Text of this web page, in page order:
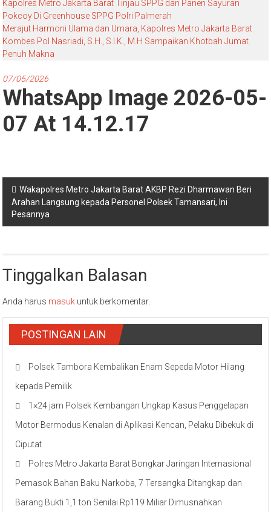
Kapolres Metro Jakarta Barat Tinjau SPPG dan Panen Sayuran
Pokcoy Di Greenhouse SPPG Polri Palmerah
Merajut Harmoni Ulama dan Umara, Kapolres Metro Jakarta Barat
Kombes Pol Nasriadi, S.H., S.I.K., M.H Sampaikan Khotbah Jumat
Penuh Makna
07/05/2026
WhatsApp Image 2026-05-
07 At 14.12.17
Navigasi
pos
Wakapolres Metro Jakarta Barat AKBP Rezi Dharmawan Beri
Arahan Langsung kepada Personel Polsek Tamansari, Ini
Pesannya
Tinggalkan Balasan
Anda harus masuk untuk berkomentar.
POSTINGAN LAIN
Polsek Tambora Kembalikan Enam Sepeda Motor Hilang
kepada Pemilik
1×24 jam Polsek Kembangan Ungkap Kasus Penggelapan
Motor Bermodus Kenalan di Aplikasi Kencan, Pelaku Dibekuk di
Ciputat
Polres Metro Jakarta Barat Bongkar Jaringan Internasional
Pemasok Bahan Baku Narkoba, 7 Tersangka Ditangkap dan
Barang Bukti 1,1 ton Senilai Rp119 Miliar Dimusnahkan